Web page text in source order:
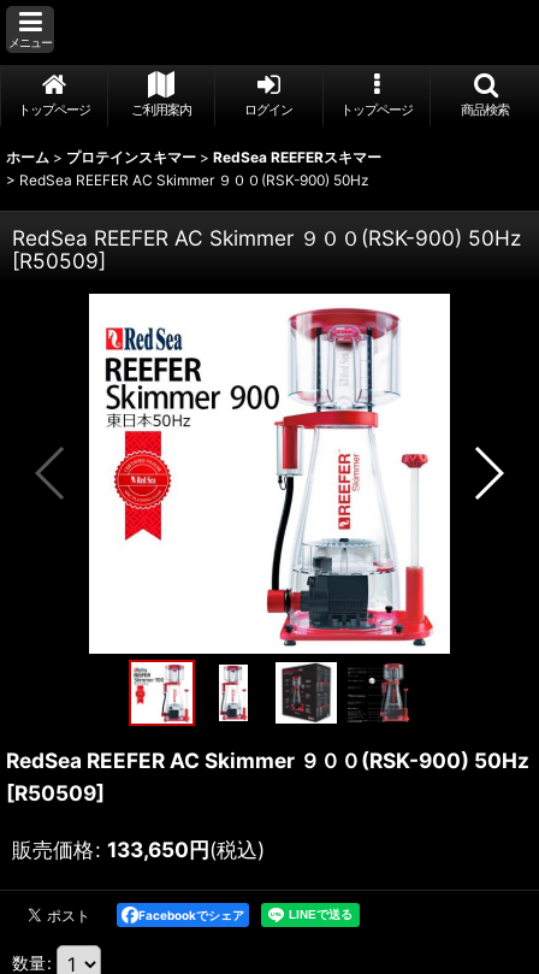
メニュー
トップページ ご利用案内 ログイン トップページ 商品検索
ホーム > プロテインスキマー > RedSea REEFERスキマー
> RedSea REEFER AC Skimmer ９００(RSK-900) 50Hz
RedSea REEFER AC Skimmer ９００(RSK-900) 50Hz
[R50509]
RedSea REEFER AC Skimmer ９００(RSK-900) 50Hz
[R50509]
販売価格: 133,650円(税込)
Facebookでシェア
数量: